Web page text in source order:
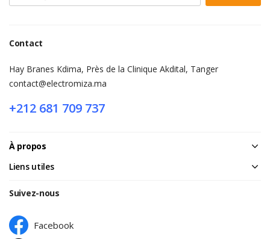
Contact
Hay Branes Kdima, Près de la Clinique Akdital, Tanger
contact@electromiza.ma
+212 681 709 737
À propos
Liens utiles
Suivez-nous
Facebook